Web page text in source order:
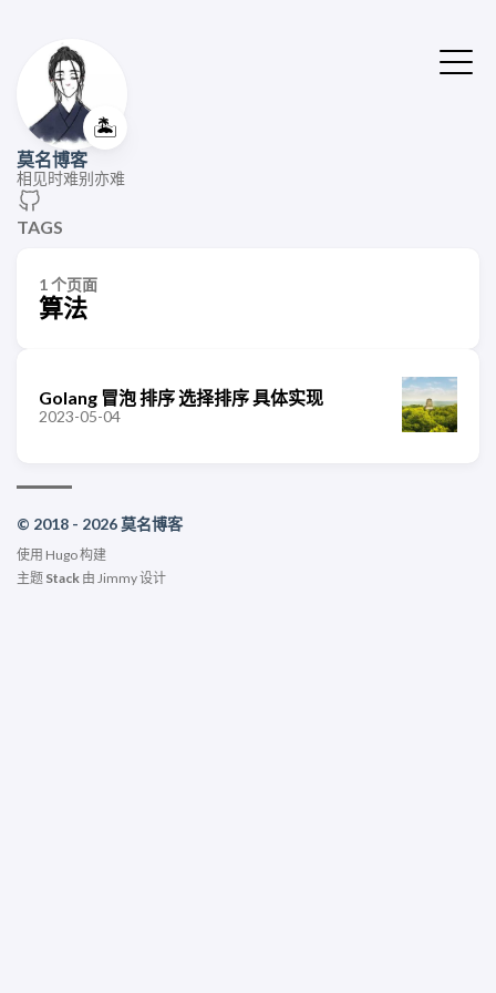
🏝️
莫名博客
相见时难别亦难
TAGS
1 个页面
算法
Golang 冒泡 排序 选择排序 具体实现
2023-05-04
© 2018 - 2026 莫名博客
使用 Hugo构建
主题 Stack 由 Jimmy设计